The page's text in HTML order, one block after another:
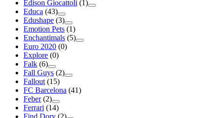
Edison Giocattoli (1)
Educa (43)
Edushape (3)
Emotion Pets (1)
Enchantimals (5)
Euro 2020 (0)
Explore (0)
Falk (6)
Fall Guys (2)
Fallout (15)
FC Barcelona (41)
Feber (2)
Ferrari (14)
Find Dory (2)